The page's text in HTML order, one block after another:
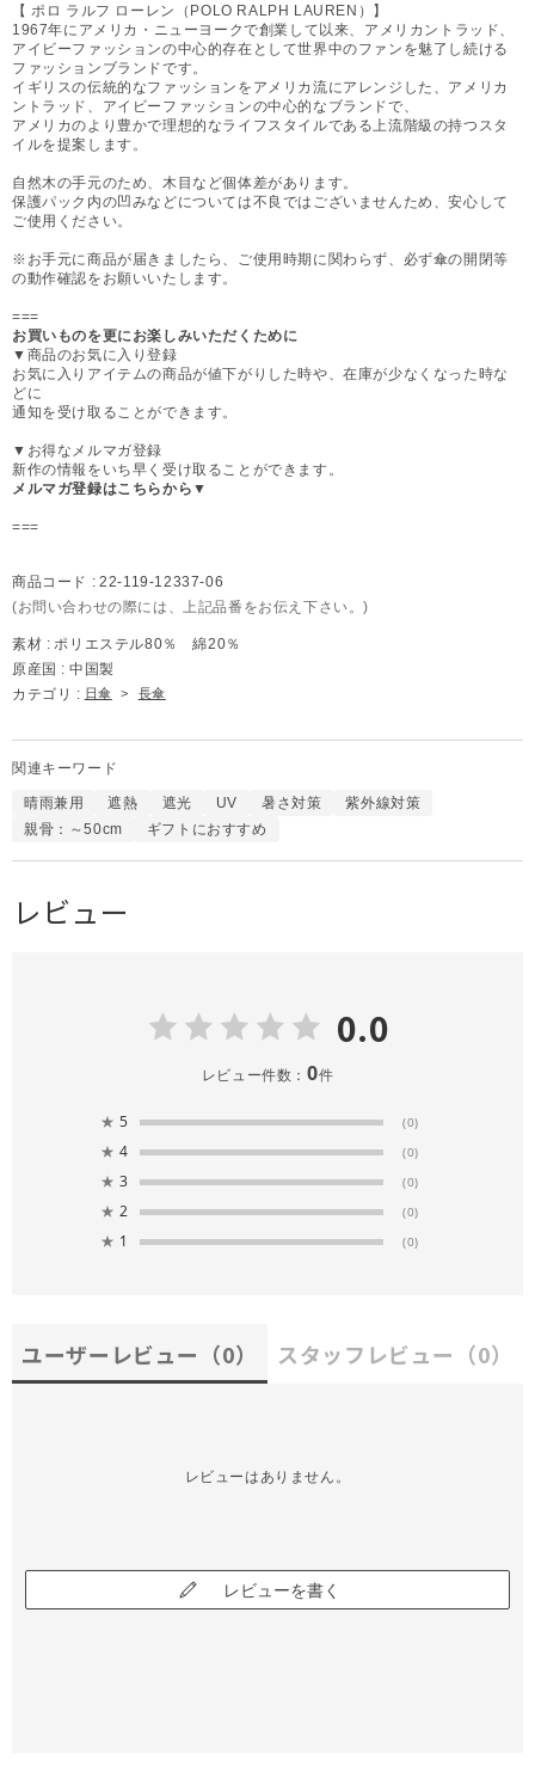
【 ポロ ラルフ ローレン（POLO RALPH LAUREN）】
1967年にアメリカ・ニューヨークで創業して以来、アメリカントラッド、
アイビーファッションの中心的存在として世界中のファンを魅了し続ける
ファッションブランドです。
イギリスの伝統的なファッションをアメリカ流にアレンジした、アメリカ
ントラッド、アイビーファッションの中心的なブランドで、
アメリカのより豊かで理想的なライフスタイルである上流階級の持つスタ
イルを提案します。
自然木の手元のため、木目など個体差があります。
保護パック内の凹みなどについては不良ではございませんため、安心して
ご使用ください。
※お手元に商品が届きましたら、ご使用時期に関わらず、必ず傘の開閉等
の動作確認をお願いいたします。
===
お買いものを更にお楽しみいただくために
▼商品のお気に入り登録
お気に入りアイテムの商品が値下がりした時や、在庫が少なくなった時な
どに
通知を受け取ることができます。
▼お得なメルマガ登録
新作の情報をいち早く受け取ることができます。
メルマガ登録はこちらから▼
===
商品コード : 22-119-12337-06
(お問い合わせの際には、上記品番をお伝え下さい。)
素材 : ポリエステル80％ 綿20％
原産国 : 中国製
カテゴリ : 日傘 > 長傘
関連キーワード
晴雨兼用 遮熱 遮光 UV 暑さ対策
紫外線対策
親骨：～50cm
ギフトにおすすめ
レビュー
0.0
レビュー件数： 0件
★ 5 (0)
★ 4 (0)
★ 3 (0)
★ 2 (0)
★ 1 (0)
ユーザーレビュー （0） スタッフレビュー （0）
レビューはありません。
レビューを書く